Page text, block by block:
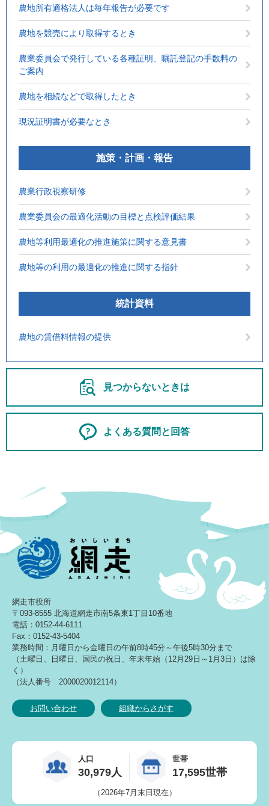
農地所有適格法人は毎年報告が必要です
農地を競売により取得するとき
農業委員会で発行している各種証明、嘱託登記の手数料の
ご案内
農地を相続などで取得したとき
現況証明書が必要なとき
施策・計画・報告
農業行政視察研修
農業委員会の最適化活動の目標と点検評価結果
農地等利用最適化の推進施策に関する意見書
農地等の利用の最適化の推進に関する指針
統計資料
農地の賃借料情報の提供
見つからないときは
よくある質問と回答
網走市役所
〒093-8555 北海道網走市南5条東1丁目10番地
電話：0152-44-6111
Fax：0152-43-5404
業務時間：月曜日から金曜日の午前8時45分～午後5時30分まで
（土曜日、日曜日、国民の祝日、年末年始（12月29日～1月3日）は除
く）
（法人番号 2000020012114）
お問い合わせ 組織からさがす
人口
30,979人
世帯
17,595世帯
（2026年7月末日現在）